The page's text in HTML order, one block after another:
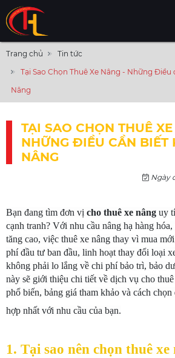
Trang chủ
Tin tức
Tại Sao Chọn Thuê Xe Nâng - Những Điều
Nâng
TẠI SAO CHỌN THUÊ
NHỮNG ĐIỀU CẦN BIẾT
NÂNG
Ngày
Bạn đang tìm đơn vị cho thuê xe nâng uy
cạnh tranh? Với nhu cầu nâng hạ hàng
tăng cao, việc thuê xe nâng thay vì mua
phí đầu tư ban đầu, linh hoạt thay đổi loại
không phải lo lắng về chi phí bảo trì, bảo
này sẽ giới thiệu chi tiết về dịch vụ cho
phổ biến, bảng giá tham khảo và cách
hợp nhất với nhu cầu của bạn.
1. Tại sao nên chọn thuê